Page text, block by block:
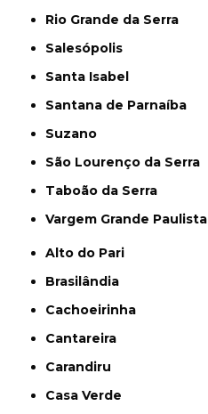
Rio Grande da Serra
Salesópolis
Santa Isabel
Santana de Parnaíba
Suzano
São Lourenço da Serra
Taboão da Serra
Vargem Grande Paulista
Alto do Pari
Brasilândia
Cachoeirinha
Cantareira
Carandiru
Casa Verde